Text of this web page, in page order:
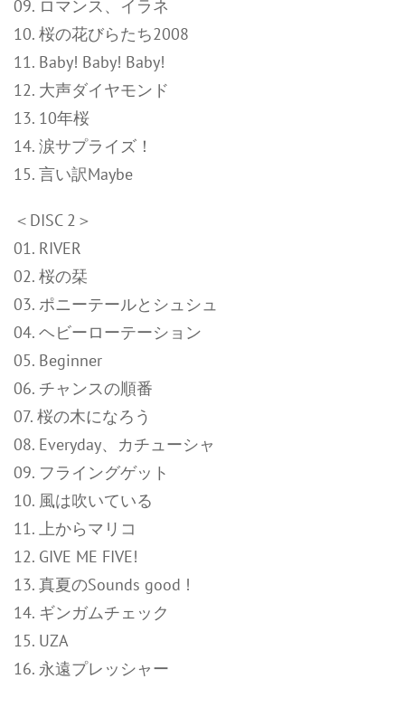
09. ロマンス、イラネ
10. 桜の花びらたち2008
11. Baby! Baby! Baby!
12. 大声ダイヤモンド
13. 10年桜
14. 涙サプライズ！
15. 言い訳Maybe
＜DISC 2＞
01. RIVER
02. 桜の栞
03. ポニーテールとシュシュ
04. ヘビーローテーション
05. Beginner
06. チャンスの順番
07. 桜の木になろう
08. Everyday、カチューシャ
09. フライングゲット
10. 風は吹いている
11. 上からマリコ
12. GIVE ME FIVE!
13. 真夏のSounds good !
14. ギンガムチェック
15. UZA
16. 永遠プレッシャー